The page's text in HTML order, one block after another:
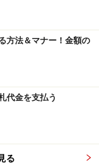
発売から人気が安
通常、いくら新し
価の30％～40％程
買取も可能です。
る場合には、買取
需要があるとはい
ってしまうので、
方法＆マナー！金額の
代金を支払う
る